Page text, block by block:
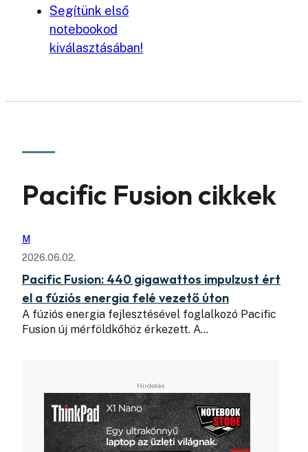
Segítünk első
notebookod
kiválasztásában!
Pacific Fusion cikkek
M
2026.06.02.
Pacific Fusion: 440 gigawattos impulzust ért
el a fúziós energia felé vezető úton
A fúziós energia fejlesztésével foglalkozó Pacific
Fusion új mérföldkőhöz érkezett. A…